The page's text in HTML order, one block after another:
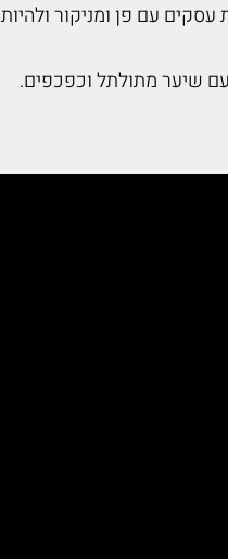
עם פן ומניקור ולהיות
שיער מתולתל וכפכפים.